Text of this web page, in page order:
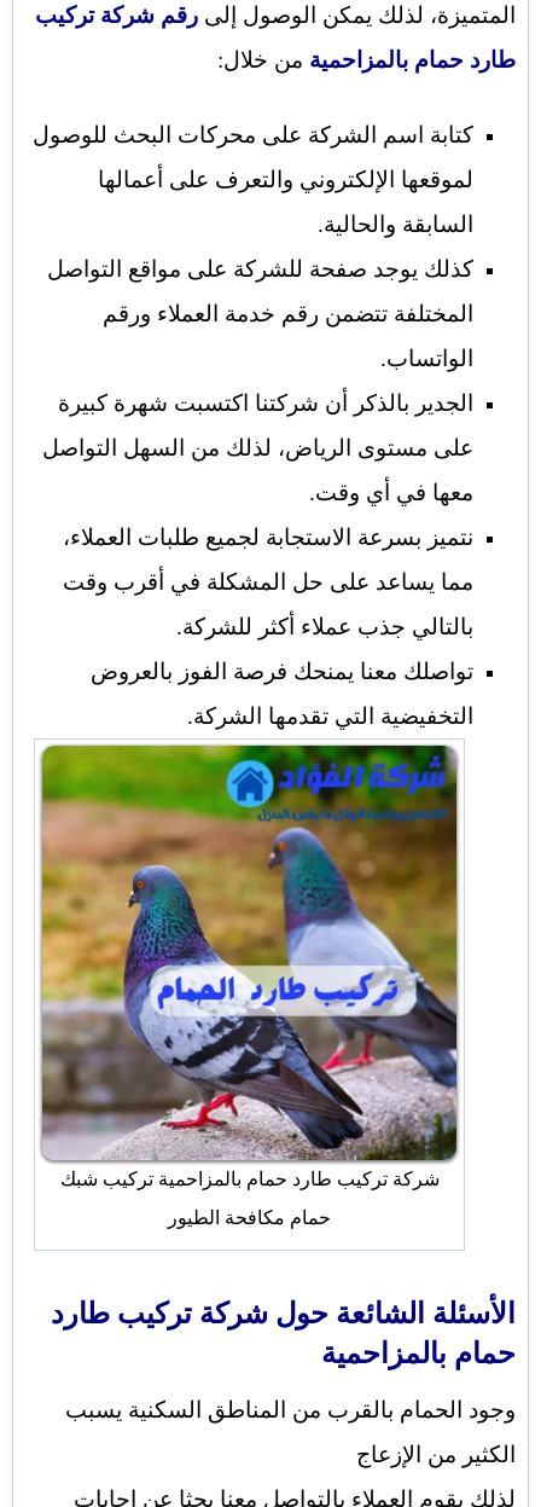
المتميزة، لذلك يمكن الوصول إلى رقم شركة تركيب
طارد حمام بالمزاحمية من خلال:
كتابة اسم الشركة على محركات البحث للوصول
لموقعها الإلكتروني والتعرف على أعمالها
السابقة والحالية.
كذلك يوجد صفحة للشركة على مواقع التواصل
المختلفة تتضمن رقم خدمة العملاء ورقم
الواتساب.
الجدير بالذكر أن شركتنا اكتسبت شهرة كبيرة
على مستوى الرياض، لذلك من السهل التواصل
معها في أي وقت.
نتميز بسرعة الاستجابة لجميع طلبات العملاء،
مما يساعد على حل المشكلة في أقرب وقت
بالتالي جذب عملاء أكثر للشركة.
تواصلك معنا يمنحك فرصة الفوز بالعروض
التخفيضية التي تقدمها الشركة.
شركة تركيب طارد حمام بالمزاحمية تركيب شبك
حمام مكافحة الطيور
الأسئلة الشائعة حول شركة تركيب طارد
حمام بالمزاحمية
وجود الحمام بالقرب من المناطق السكنية يسبب
الكثير من الإزعاج
لذلك يقوم العملاء بالتواصل معنا بحثا عن إجابات